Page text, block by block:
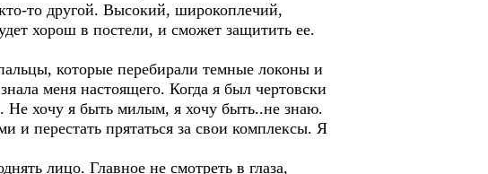
то другой. Высокий, широкоплечий,
хорош в постели, и сможет защитить ее.
которые перебирали темные локоны и
меня настоящего. Когда я был чертовски
Не хочу я быть милым, я хочу быть..не знаю.
и перестать прятаться за свои комплексы. Я
лицо. Главное не смотреть в глаза,